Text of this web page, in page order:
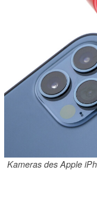
Kameras des Apple